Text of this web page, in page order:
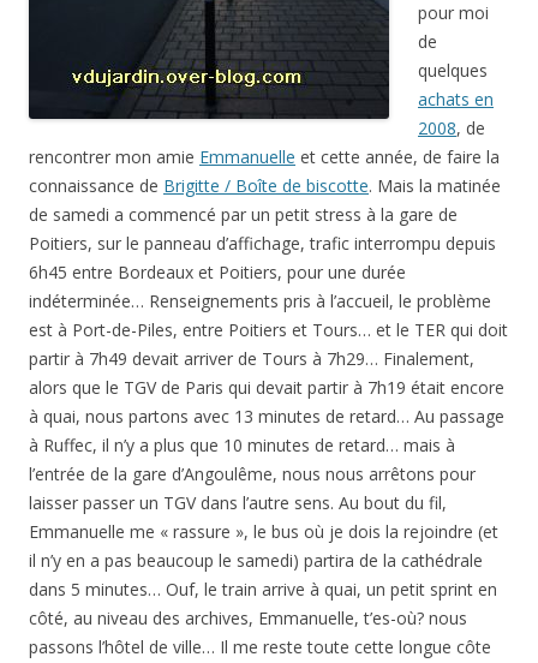
pour moi
de
quelques
achats en
2008, de
rencontrer mon amie Emmanuelle et cette année, de faire la
connaissance de Brigitte / Boîte de biscotte. Mais la matinée
de samedi a commencé par un petit stress à la gare de
Poitiers, sur le panneau d’affichage, trafic interrompu depuis
6h45 entre Bordeaux et Poitiers, pour une durée
indéterminée… Renseignements pris à l’accueil, le problème
est à Port-de-Piles, entre Poitiers et Tours… et le TER qui doit
partir à 7h49 devait arriver de Tours à 7h29… Finalement,
alors que le TGV de Paris qui devait partir à 7h19 était encore
à quai, nous partons avec 13 minutes de retard… Au passage
à Ruffec, il n’y a plus que 10 minutes de retard… mais à
l’entrée de la gare d’Angoulême, nous nous arrêtons pour
laisser passer un TGV dans l’autre sens. Au bout du fil,
Emmanuelle me « rassure », le bus où je dois la rejoindre (et
il n’y en a pas beaucoup le samedi) partira de la cathédrale
dans 5 minutes… Ouf, le train arrive à quai, un petit sprint en
côté, au niveau des archives, Emmanuelle, t’es-où? nous
passons l’hôtel de ville… Il me reste toute cette longue côte